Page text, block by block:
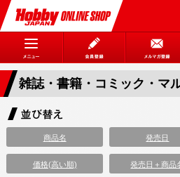
雑誌・書籍・コミック・マ
商品名 発売日
価格(高い順) 発売日＋商品